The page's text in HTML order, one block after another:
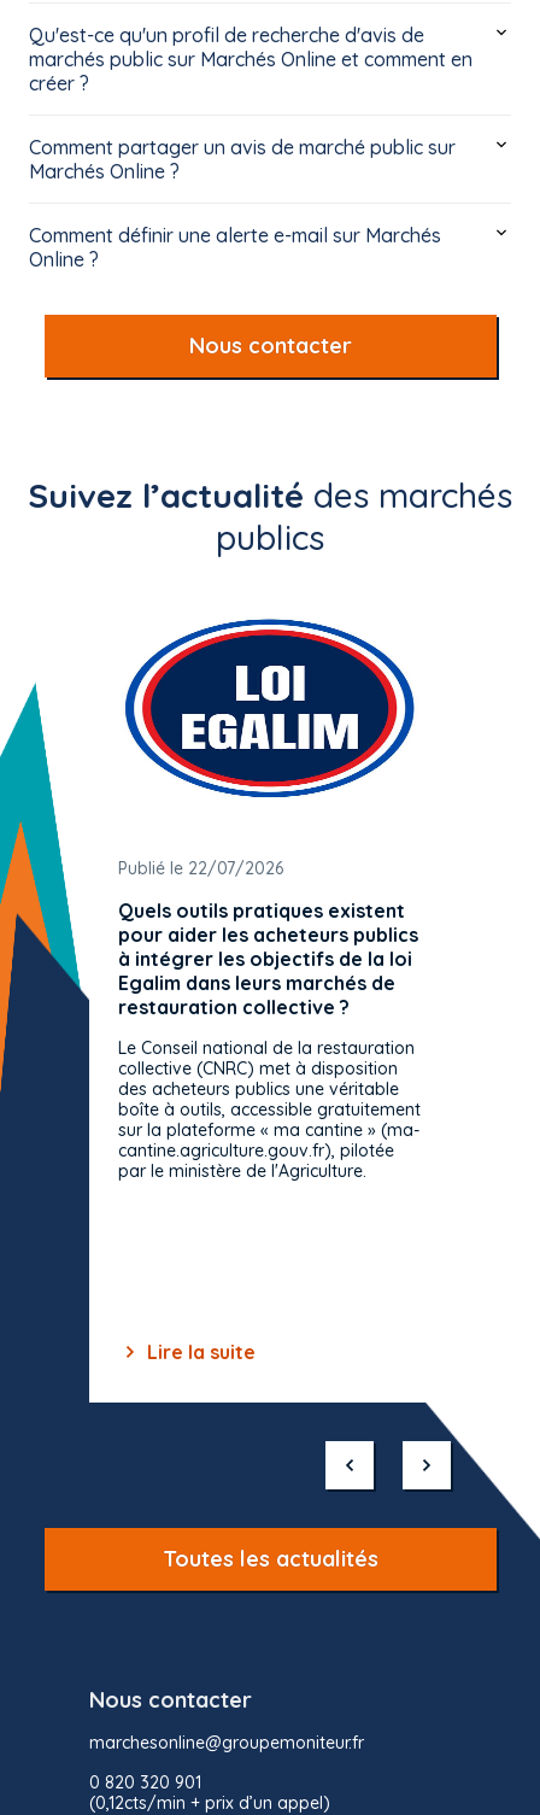
Qu'est-ce qu'un profil de recherche d'avis de
marchés public sur Marchés Online et comment en
créer ?
Comment partager un avis de marché public sur
Marchés Online ?
Comment définir une alerte e-mail sur Marchés
Online ?
Nous contacter
Suivez l’actualité des marchés
publics
Publié le 22/07/2026
Quels outils pratiques existent
pour aider les acheteurs publics
à intégrer les objectifs de la loi
Egalim dans leurs marchés de
restauration collective ?
Le Conseil national de la restauration
collective (CNRC) met à disposition
des acheteurs publics une véritable
boîte à outils, accessible gratuitement
sur la plateforme « ma cantine » (ma-
cantine.agriculture.gouv.fr), pilotée
par le ministère de l'Agriculture.
Lire la suite
Toutes les actualités
Nous contacter
marchesonline@groupemoniteur.fr
0 820 320 901
(0,12cts/min + prix d’un appel)